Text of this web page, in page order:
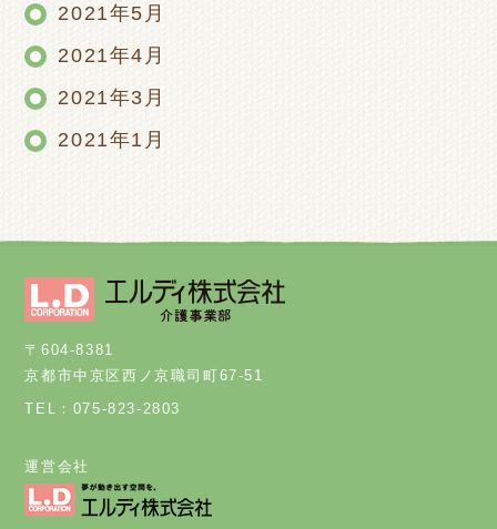
2021年5月
2021年4月
2021年3月
2021年1月
〒604-8381
京都市中京区西ノ京職司町67-51
TEL：075-823-2803
運営会社